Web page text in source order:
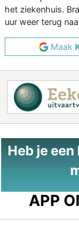
het ziekenhuis.
uur weer terug
Maak
Heb je
APP